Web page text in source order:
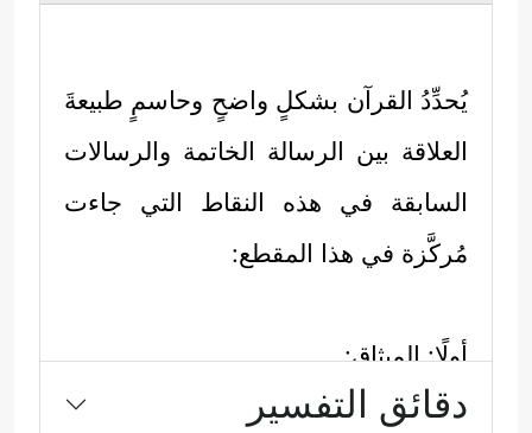
يُحدِّدُ القرآن بشكلٍ واضحٍ وحاسمٍ طبيعةَ
العلاقة بين الرسالة الخاتمة والرسالات
السابقة في هذه النقاط التي جاءت
مُركَّزة في هذا المقطع:
أولًا: الميثاق:
﴿وَإِذۡ أَخَذَ ٱللَّهُ مِیثَـٰقَ ٱلنَّبِیِّـۧنَ لَمَاۤ ءَاتَیۡتُكُم مِّن كِتَـٰبࣲ
دقائق التفسير